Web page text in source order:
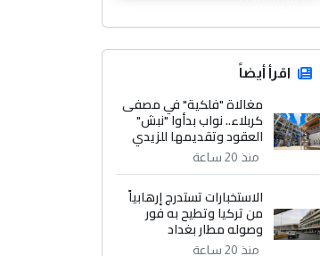
اقرأ أيضاً
مغالاة "فلكية" في مصفى
كربلاء.. نواب بدأوا "نبش"
العقود وتقديمها للزيدي
منذ 20 ساعة
الاستخبارات تستدرج إرهابياً
من تركيا وتطيح به فور
وصوله مطار بغداد
منذ 20 ساعة